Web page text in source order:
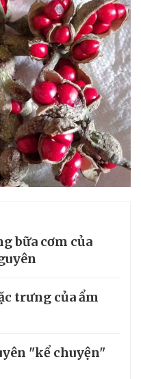
bữa cơm của
trưng của ẩm
"kể chuyện"